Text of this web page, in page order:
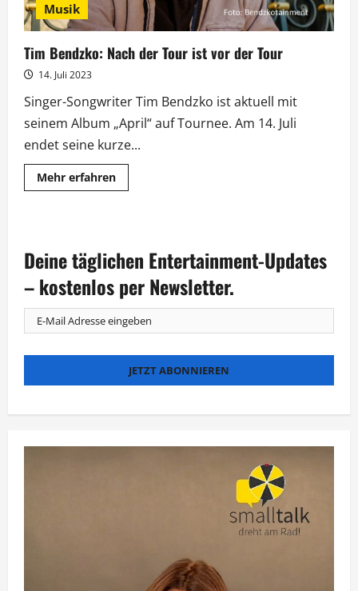
Musik
Tim Bendzko: Nach der Tour ist vor der Tour
14. Juli 2023
Singer-Songwriter Tim Bendzko ist aktuell mit
seinem Album „April“ auf Tournee. Am 14. Juli
endet seine kurze...
Mehr erfahrenMehr
Informationen
Tour
ist
der
Tour
Deine täglichen Entertainment-Updates
– kostenlos per Newsletter.